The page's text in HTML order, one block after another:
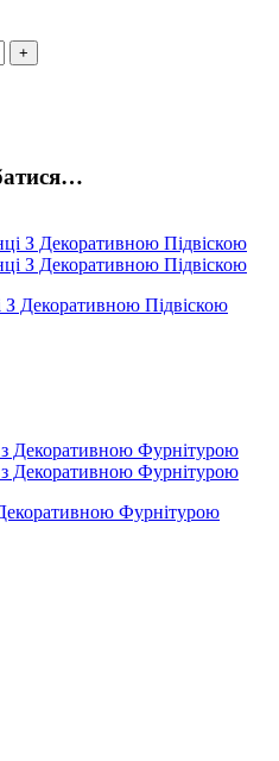
+
З Декоративною Підвіскою
Фурнітурою